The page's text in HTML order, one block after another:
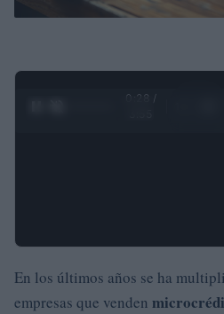
0:29 /
En los últimos años se ha
empresas que venden